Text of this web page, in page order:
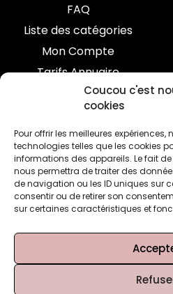
Coucou c'est
cookies
Pour offrir les meilleures expériences,
technologies telles que les cookies
informations des appareils. Le fait
nous permettra de traiter des
de navigation ou les ID uniques sur
consentir ou de retirer son
sur certaines caractéristiques et
FAQ
Liste des catégories
Mon Compte
Tarifs Annuaire
Inscrivez-vous à ma
J'écris seulement quand je
Je ne partage jamais vos
Voir maPolitique de confidentialité
© 2026 - 2022 Tous droits